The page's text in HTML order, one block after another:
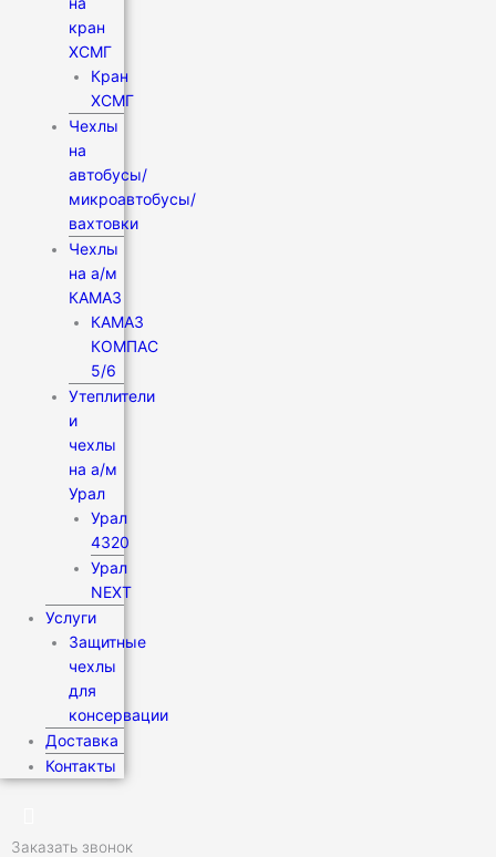
кран
XCMГ
Кран
XCMГ
Чехлы
на
автобусы/
микроавтобусы/
вахтовки
Чехлы
на а/м
КАМАЗ
КАМАЗ
КОМПАС
5/6
Утеплители
и
чехлы
на а/м
Урал
Урал
4320
Урал
NEXT
Услуги
Защитные
чехлы
для
консервации
Доставка
Контакты
Заказать звонок